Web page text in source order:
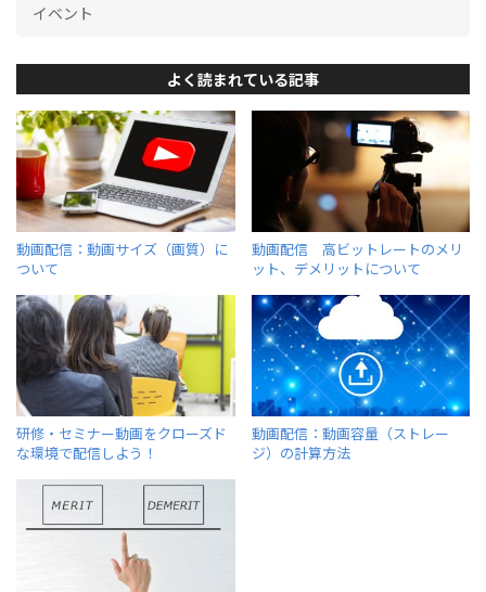
イベント
よく読まれている記事
動画配信：動画サイズ（画質）に
ついて
動画配信 高ビットレートのメリ
ット、デメリットについて
研修・セミナー動画をクローズド
な環境で配信しよう！
動画配信：動画容量（ストレー
ジ）の計算方法